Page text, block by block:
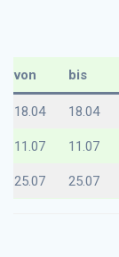
von bis
18.04 18.04
11.07 11.07
25.07 25.07